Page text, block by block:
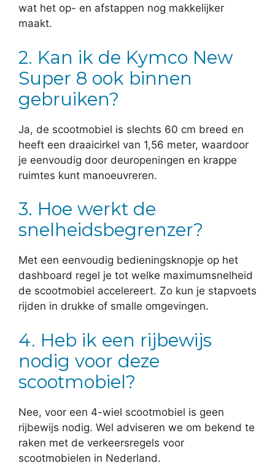
wat het op- en afstappen nog makkelijker
maakt.
2. Kan ik de Kymco New
Super 8 ook binnen
gebruiken?
Ja, de scootmobiel is slechts 60 cm breed en
heeft een draaicirkel van 1,56 meter, waardoor
je eenvoudig door deuropeningen en krappe
ruimtes kunt manoeuvreren.
3. Hoe werkt de
snelheidsbegrenzer?
Met een eenvoudig bedieningsknopje op het
dashboard regel je tot welke maximumsnelheid
de scootmobiel accelereert. Zo kun je stapvoets
rijden in drukke of smalle omgevingen.
4. Heb ik een rijbewijs
nodig voor deze
scootmobiel?
Nee, voor een 4-wiel scootmobiel is geen
rijbewijs nodig. Wel adviseren we om bekend te
raken met de verkeersregels voor
scootmobielen in Nederland.